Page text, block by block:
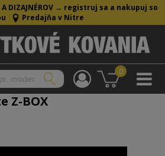
A DIZAJNÉROV → registruj sa a nakupuj so
Predajňa v Nitre
0
Z-BOX